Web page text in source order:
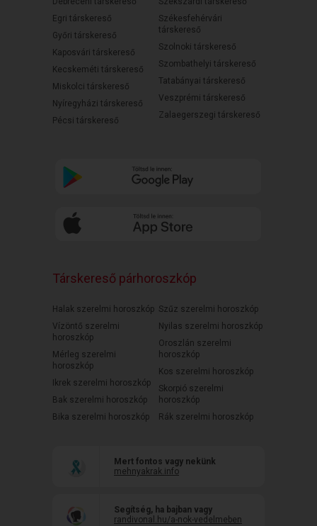
Egri társkereső
Győri társkereső
Kaposvári társkereső
Kecskeméti társkereső
Miskolci társkereső
Nyíregyházi társkereső
Pécsi társkereső
Székesfehérvári
társkereső
Szolnoki társkereső
Szombathelyi társkereső
Tatabányai társkereső
Veszprémi társkereső
Zalaegerszegi társkereső
Társkereső párhoroszkóp
Halak szerelmi horoszkóp
Vízöntő szerelmi
horoszkóp
Mérleg szerelmi
horoszkóp
Ikrek szerelmi horoszkóp
Bak szerelmi horoszkóp
Bika szerelmi horoszkóp
Szűz szerelmi horoszkóp
Nyilas szerelmi horoszkóp
Oroszlán szerelmi
horoszkóp
Kos szerelmi horoszkóp
Skorpió szerelmi
horoszkóp
Rák szerelmi horoszkóp
Mert fontos vagy nekünk
mehnyakrak.info
Segítség, ha bajban vagy
randivonal.hu/a-nok-vedelmeben